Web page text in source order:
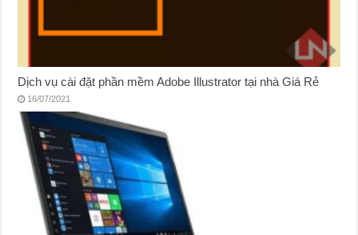
Dịch vụ cài đặt phần mềm Adobe Illustrator tại nhà Giá Rẻ
16/07/2021